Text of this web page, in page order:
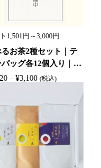
1,501円～3,000円
お茶2種セット｜テ
バッグ各12個入り｜和
｜日本茶ギフト｜煎
– ¥3,100価
:
¥
2
(税込)